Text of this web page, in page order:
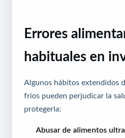
Errores
habituales en
Algunos hábitos extendidos
fríos pueden perjudicar la
protegerla:
Abusar de alimentos